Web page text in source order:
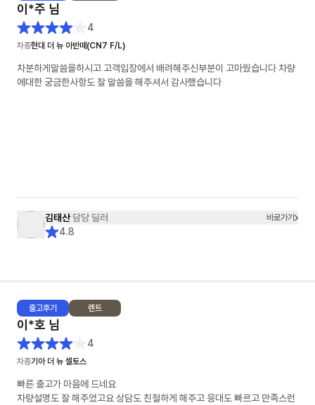
이*주 님
4
차종현대 더 뉴 아반떼(CN7 F/L)
차분하게말씀을하시고 고객입장에서 배려해주신부분이 고마웠습니다 차량
에대한 궁금한사항도 잘 말씀을 해주셔서 감사했습니다
김태산 담당 딜러 바로가기
4.8
출고후기 렌트
이*호 님
4
차종기아 더 뉴 셀토스
빠른 출고가 마음에 드네요
차량설명도 잘 해주었고요 상담도 친절하게 해주고 응대도 빠르고 만족스런